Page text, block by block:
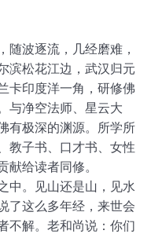
随波逐流，几经磨难，
滨松花江边，武汉归元
卡印度洋一角，研修佛
与净空法师、星云大
有极深的渊源。所学所
教子书、口才书、女性
给读者同修。
中。见山还是山，见水
了这么多年经，来世会
不解。老和尚说：你们